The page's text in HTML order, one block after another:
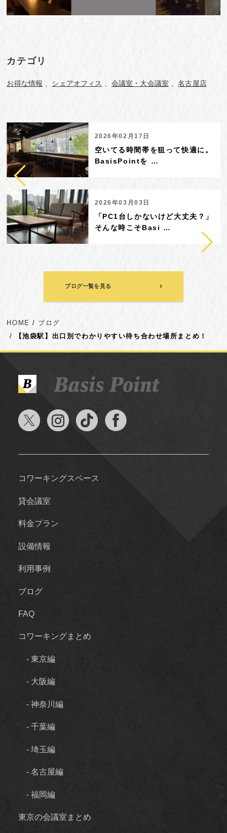
カテゴリ
お得な情報 シェアオフィス 会議室・大会議室 名古屋店
2026年02月17日
空いてる時間帯を狙って快適に。
BasisPointを …
2026年03月03日
「PC1台しかないけど大丈夫？」
そんな時こそBasi …
ブログ一覧を見る
HOME
ブログ
【池袋駅】出口別でわかりやすい待ち合わせ場所まとめ！
コワーキングスペース
貸会議室
料金プラン
設備情報
利用事例
ブログ
FAQ
コワーキングまとめ
- 東京編
- 大阪編
- 神奈川編
- 千葉編
- 埼玉編
- 名古屋編
- 福岡編
東京の会議室まとめ